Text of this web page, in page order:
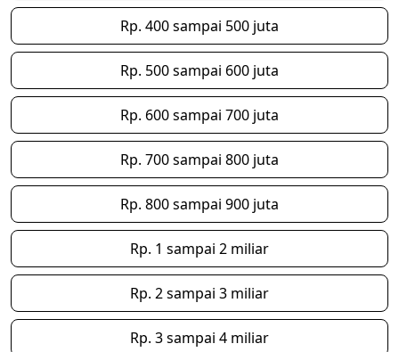
Rp. 400 sampai 500 juta
Rp. 500 sampai 600 juta
Rp. 600 sampai 700 juta
Rp. 700 sampai 800 juta
Rp. 800 sampai 900 juta
Rp. 1 sampai 2 miliar
Rp. 2 sampai 3 miliar
Rp. 3 sampai 4 miliar